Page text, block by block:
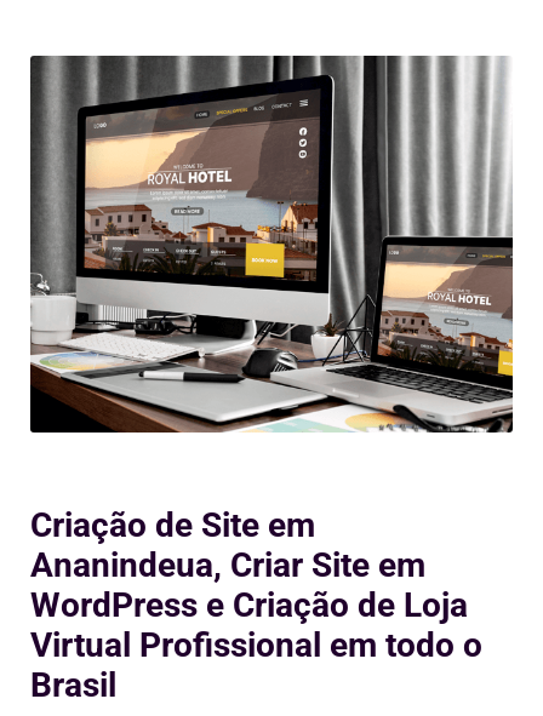
Criação de Site em
Ananindeua, Criar Site em
WordPress e Criação de Loja
Virtual Profissional em todo o
Brasil